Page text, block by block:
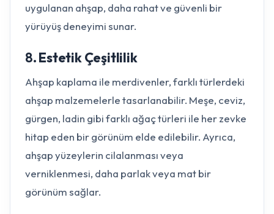
uygulanan ahşap, daha rahat ve güvenli bir
yürüyüş deneyimi sunar.
8.Estetik Çeşitlilik
Ahşap kaplama ile merdivenler, farklı türlerdeki
ahşap malzemelerle tasarlanabilir. Meşe, ceviz,
gürgen, ladin gibi farklı ağaç türleri ile her zevke
hitap eden bir görünüm elde edilebilir. Ayrıca,
ahşap yüzeylerin cilalanması veya
verniklenmesi, daha parlak veya mat bir
görünüm sağlar.